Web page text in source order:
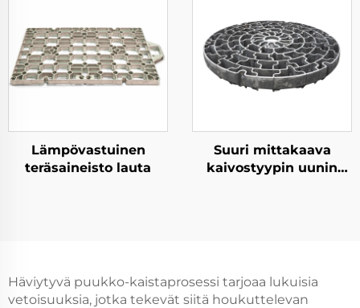
Lämpövastuinen
teräsaineisto lauta
Suuri mittakaava
kaivostyypin uunin
Häviytyvä puukko-kaistaprosessi tarjoaa lukuisia
vetoisuuksia, jotka tekevät siitä houkuttelevan